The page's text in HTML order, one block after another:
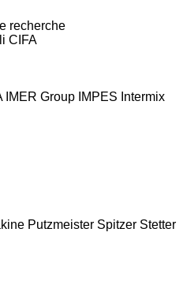
recherche
CIFA
IMER Group IMPES Intermix
Putzmeister Spitzer Stetter